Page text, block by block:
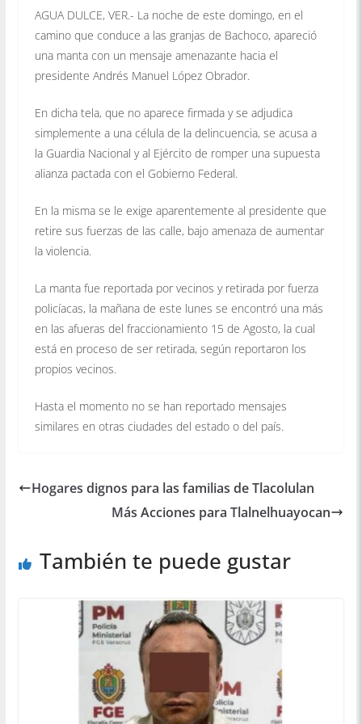
AGUA DULCE, VER.- La noche de este domingo, en el
camino que conduce a las granjas de Bachoco, apareció
una manta con un mensaje amenazante hacia el
presidente Andrés Manuel López Obrador.
En dicha tela, que no aparece firmada y se adjudica
simplemente a una célula de la delincuencia, se acusa a
la Guardia Nacional y al Ejército de romper una supuesta
alianza pactada con el Gobierno Federal.
En la misma se le exige aparentemente al presidente que
retire sus fuerzas de las calle, bajo amenaza de aumentar
la violencia.
La manta fue reportada por vecinos y retirada por fuerza
policíacas, la mañana de este lunes se encontró una más
en las afueras del fraccionamiento 15 de Agosto, la cual
está en proceso de ser retirada, según reportaron los
propios vecinos.
Hasta el momento no se han reportado mensajes
similares en otras ciudades del estado o del país.
Hogares dignos para las familias de Tlacolulan
Más Acciones para Tlalnelhuayocan
También te puede gustar